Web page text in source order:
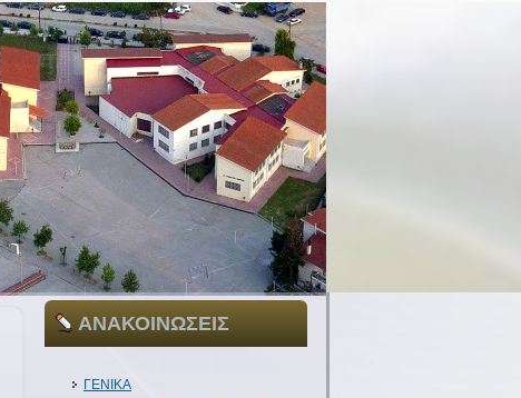
ΑΝΑΚΟΙΝΩΣΕΙΣ
ΓΕΝΙΚΑ